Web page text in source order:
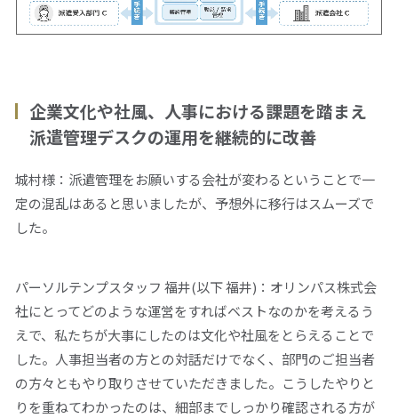
企業文化や社風、人事における課題を踏まえ
派遣管理デスクの運用を継続的に改善
城村様：派遣管理をお願いする会社が変わるということで一
定の混乱はあると思いましたが、予想外に移行はスムーズで
した。
パーソルテンプスタッフ 福井(以下 福井)：オリンパス株式会
社にとってどのような運営をすればベストなのかを考えるう
えで、私たちが大事にしたのは文化や社風をとらえることで
した。人事担当者の方との対話だけでなく、部門のご担当者
の方々ともやり取りさせていただきました。こうしたやりと
りを重ねてわかったのは、細部までしっかり確認される方が